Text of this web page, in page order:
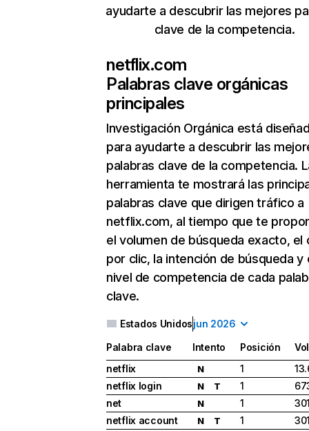
ayudarte a descubrir las mejores
clave de la competencia.
netflix.com
Palabras clave orgánicas
principales
Investigación Orgánica está
para ayudarte a descubrir las
palabras clave de la competencia.
herramienta te mostrará las
palabras clave que dirigen tráfico a
netflix.com, al tiempo que te
el volumen de búsqueda exacto, el
por clic, la intención de búsqueda y
nivel de competencia de cada
clave.
Estados Unidosjun 2026
Palabra clave Intento Posición
netflix
N 1
netflix login
N T 1
net
N 1
netflix account
N T 1